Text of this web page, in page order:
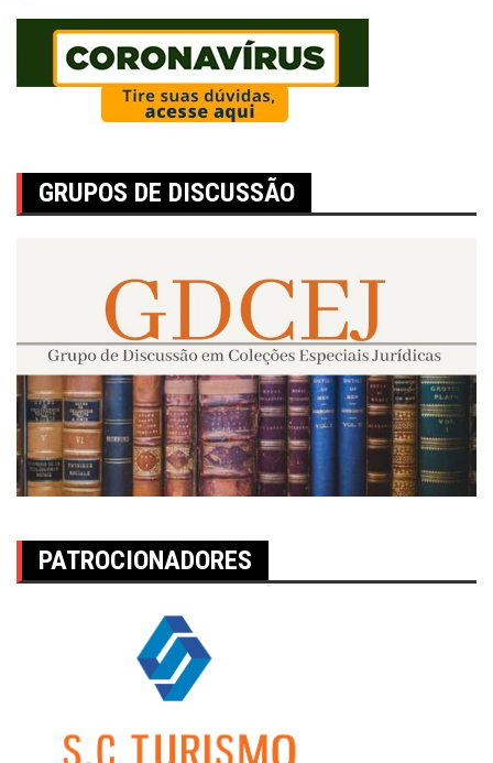
GRUPOS DE DISCUSSÃO
PATROCIONADORES